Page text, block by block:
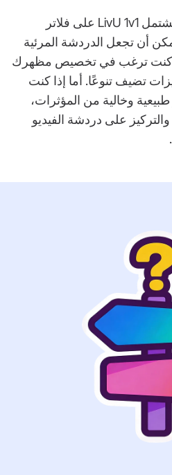
تشتمل LivU 1v1 على فلاتر
أن تجعل الدردشة المرئية
إذا كنت ترغب في تخصيص مظهرك
تضيف تنوعًا. أما إذا كنت
وخالية من المؤثرات،
على دردشة الفيديو